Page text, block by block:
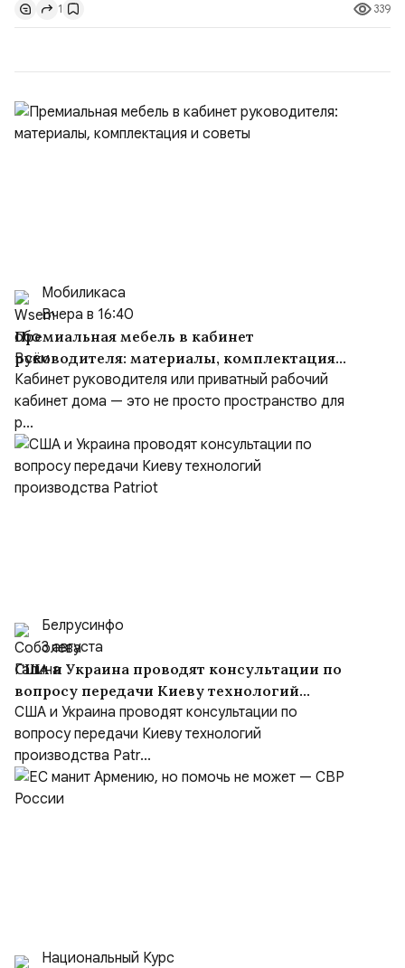
были надёжно обеспечены. ▫️ Россия не сердится,
Россия сосредотачивается (цитата А. М. Горчакова...
1 339
Мобиликаса
Вчера в 16:40
Премиальная мебель в кабинет
руководителя: материалы, комплектация
и советы
Кабинет руководителя или приватный рабочий
кабинет дома — это не просто пространство для
р...
Белрусинфо
3 августа
США и Украина проводят консультации по
вопросу передачи Киеву технологий
производства Patriot
США и Украина проводят консультации по
вопросу передачи Киеву технологий
производства Patr...
Национальный Курс